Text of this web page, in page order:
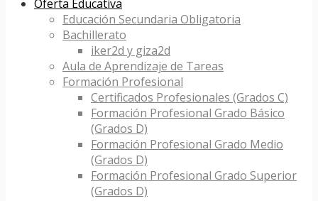
Oferta Educativa
Educación Secundaria Obligatoria
Bachillerato
iker2d y giza2d
Aula de Aprendizaje de Tareas
Formación Profesional
Certificados Profesionales (Grados C)
Formación Profesional Grado Básico
(Grados D)
Formación Profesional Grado Medio
(Grados D)
Formación Profesional Grado Superior
(Grados D)